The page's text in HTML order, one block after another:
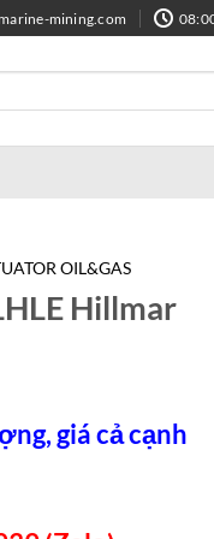
mining.com
OIL&GAS
Hillmar
giá cả cạnh